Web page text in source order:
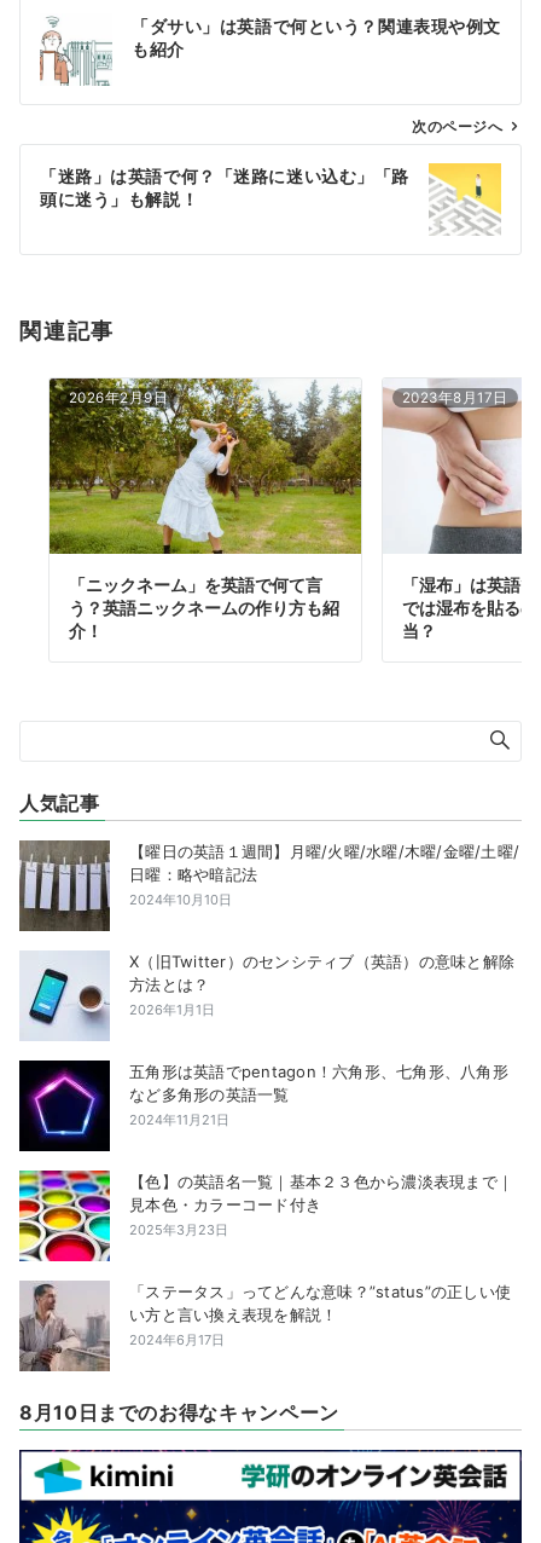
ビ
ン
「ダサい」は英語で何という？関連表現や例文
も紹介
次のページへ
「迷路」は英語で何？「迷路に迷い込む」「路
頭に迷う」も解説！
関連記事
2026年2月9日
「ニックネーム」を英語で何て言
う？英語ニックネームの作り方も紹
介！
2023年8月17日
「湿布」は英語
では湿布を貼る
当？
人気記事
【曜日の英語１週間】月曜/火曜/水曜/木曜/金曜/土曜/
日曜：略や暗記法
2024年10月10日
X（旧Twitter）のセンシティブ（英語）の意味と解除
方法とは？
2026年1月1日
五角形は英語でpentagon！六角形、七角形、八角形
など多角形の英語一覧
2024年11月21日
【色】の英語名一覧｜基本２３色から濃淡表現まで｜
見本色・カラーコード付き
2025年3月23日
「ステータス」ってどんな意味？”status”の正しい使
い方と言い換え表現を解説！
2024年6月17日
8月10日までのお得なキャンペーン